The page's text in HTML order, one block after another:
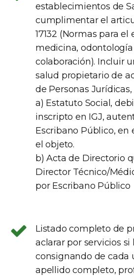
establecimientos de
cumplimentar el
17132 (Normas para el
medicina,
colaboración). Incluir
salud propietario de
de Personas
a) Estatuto Social,
inscripto en IGJ,
Escribano Público, en
el objeto.
b) Acta de Directorio
Director Técnico/
por Escribano Público
Listado completo de
aclarar por servicios si
consignando de cada
apellido completo,